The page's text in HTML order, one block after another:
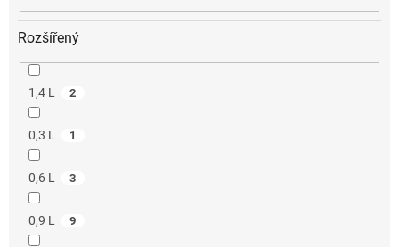
Rozšířený
1,4 L 2
0,3 L 1
0,6 L 3
0,9 L 9